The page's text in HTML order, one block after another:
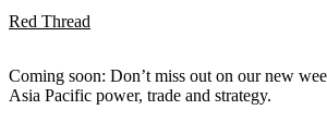
Red Thread
Coming soon: Don’t miss out on our new
Asia Pacific power, trade and strategy.